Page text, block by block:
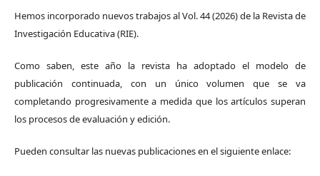
Hemos incorporado nuevos trabajos al Vol. 44 (2026) de la Revista de
Investigación Educativa (RIE).
Como saben, este año la revista ha adoptado el modelo de
publicación continuada, con un único volumen que se va
completando progresivamente a medida que los artículos superan
los procesos de evaluación y edición.
Pueden consultar las nuevas publicaciones en el siguiente enlace: